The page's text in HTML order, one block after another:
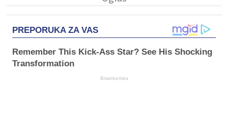
PREPORUKA ZA VAS
Remember This Kick-Ass Star? See His Shocking
Transformation
Brainberries